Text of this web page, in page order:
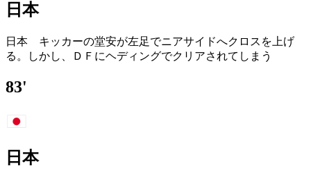
日本
日本 キッカーの堂安が左足でニアサイドへクロスを上げ
る。しかし、ＤＦにヘディングでクリアされてしまう
83'
日本